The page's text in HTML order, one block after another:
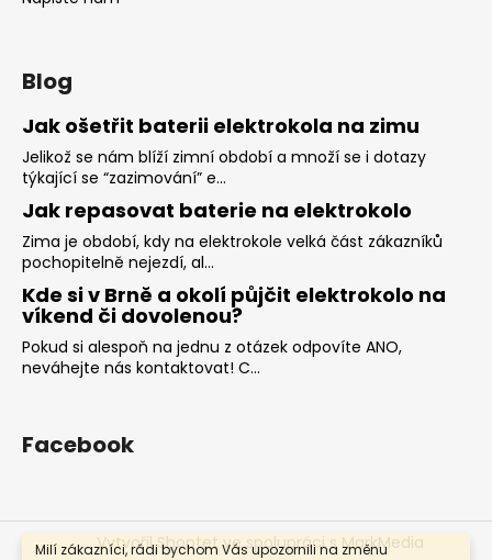
Milí zákazníci, rádi bychom Vás upozornili na změnu
Blog
Jak ošetřit baterii elektrokola na zimu
Jelikož se nám blíží zimní období a množí se i dotazy
týkající se “zazimování” e...
Jak repasovat baterie na elektrokolo
Zima je období, kdy na elektrokole velká část zákazníků
pochopitelně nejezdí, al...
Kde si v Brně a okolí půjčit elektrokolo na
víkend či dovolenou?
Pokud si alespoň na jednu z otázek odpovíte ANO,
neváhejte nás kontaktovat! C...
Facebook
Vytvořil Shoptet ve spolupráci s MarkMedia